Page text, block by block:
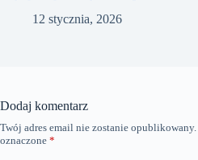
12 stycznia, 2026
Dodaj komentarz
Twój adres email nie zostanie opublikowany.
oznaczone *